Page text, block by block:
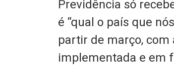
Previdência só
é “qual o país que
partir de março, com
implementada e em